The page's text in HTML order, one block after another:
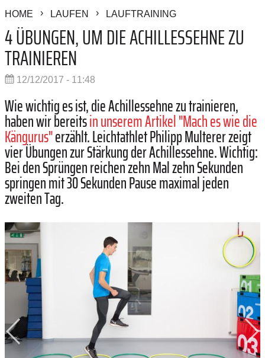
HOME LAUFEN LAUFTRAINING
4 ÜBUNGEN, UM DIE ACHILLESSEHNE ZU
TRAINIEREN
12/12/2017 - 11:48
Wie wichtig es ist, die Achillessehne zu trainieren,
haben wir bereitsin unserem Artikel "Mach es wie die
Kängurus"erzählt. Leichtathlet Philipp ­Multerer zeigt
vier Übungen zur Stärkung der Achillessehne. Wichtig:
Bei den Sprüngen reichen zehn Mal zehn Sekunden
springen mit 30 Sekunden Pause maximal jeden
zweiten Tag.